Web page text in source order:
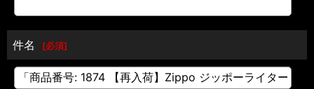
件名 [必須]